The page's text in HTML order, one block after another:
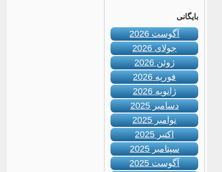
بایگانی
آگوست 2026
جولای 2026
ژوئن 2026
فوریه 2026
ژانویه 2026
دسامبر 2025
نوامبر 2025
اکتبر 2025
سپتامبر 2025
آگوست 2025